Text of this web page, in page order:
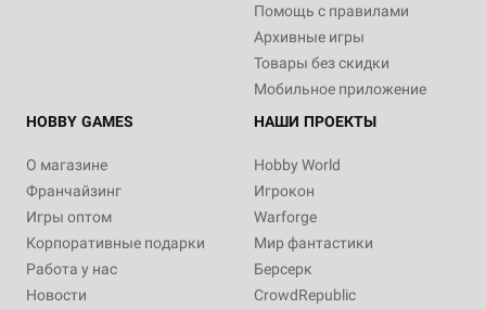
Помощь с правилами
Архивные игры
Товары без скидки
Мобильное приложение
HOBBY GAMES
О магазине
Франчайзинг
Игры оптом
Корпоративные подарки
Работа у нас
Новости
НАШИ ПРОЕКТЫ
Hobby World
Игрокон
Warforge
Мир фантастики
Берсерк
CrowdRepublic